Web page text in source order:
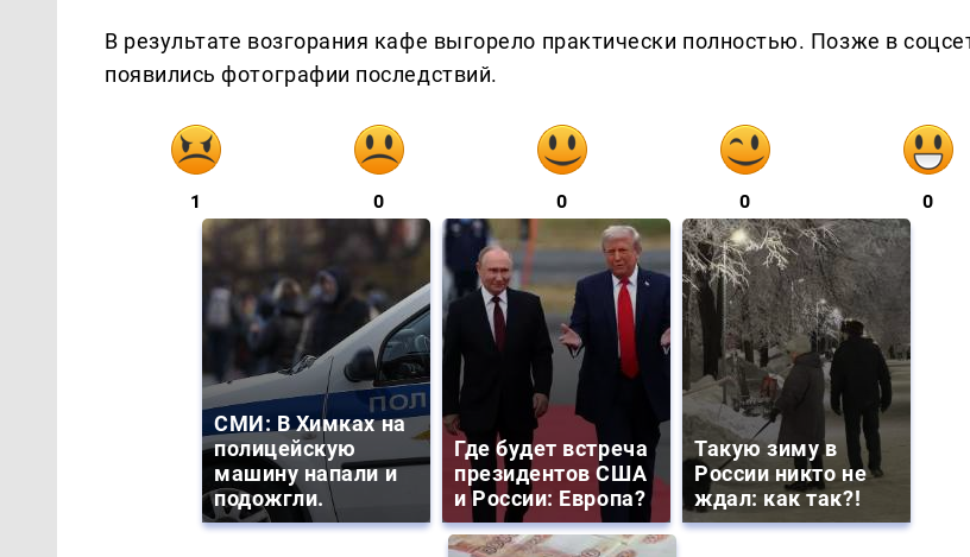
В результате возгорания кафе выгорело практически полностью. Позже в
появились фотографии последствий.
1 0 0 0 0
СМИ: В Химках на
полицейскую
машину напали и
подожгли.
Где будет встреча
президентов США
и России: Европа?
Такую зиму в
России никто не
ждал: как так?!